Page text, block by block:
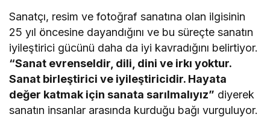
Sanatçı, resim ve fotoğraf sanatına olan ilgisinin
25 yıl öncesine dayandığını ve bu süreçte sanatın
iyileştirici gücünü daha da iyi kavradığını belirtiyor.
“Sanat evrenseldir, dili, dini ve irkı yoktur.
Sanat birleştirici ve iyileştiricidir. Hayata
değer katmak için sanata sarılmalıyız” diyerek
sanatın insanlar arasında kurduğu bağı vurguluyor.